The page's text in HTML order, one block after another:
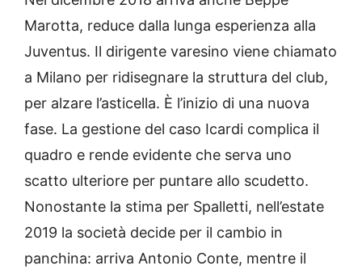
Marotta, reduce dalla lunga esperienza alla
Juventus. Il dirigente varesino viene chiamato
a Milano per ridisegnare la struttura del club,
per alzare l’asticella. È l’inizio di una nuova
fase. La gestione del caso Icardi complica il
quadro e rende evidente che serva uno
scatto ulteriore per puntare allo scudetto.
Nonostante la stima per Spalletti, nell’estate
2019 la società decide per il cambio in
panchina: arriva Antonio Conte, mentre il